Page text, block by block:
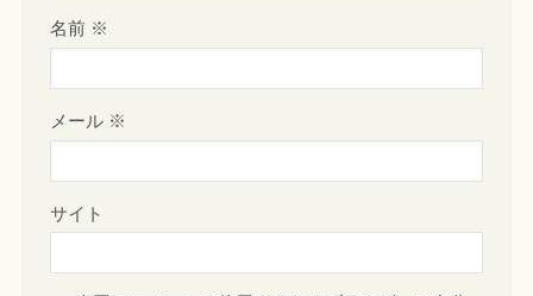
名前 ※
メール ※
サイト